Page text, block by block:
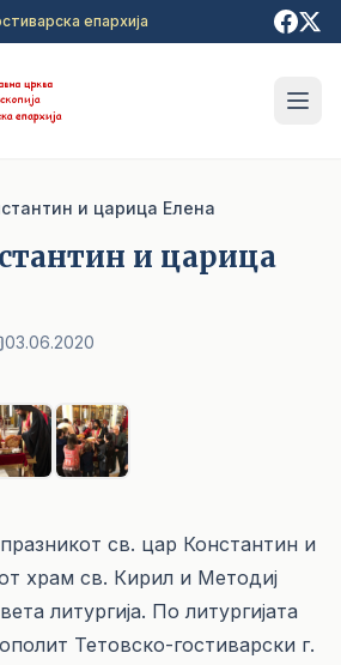
епархија
и царица Елена
и царица
03.06.2020
св. цар Константин и
храм св. Кирил и Методиј
литургија. По литургијата
Тетовско-гостиварски г.